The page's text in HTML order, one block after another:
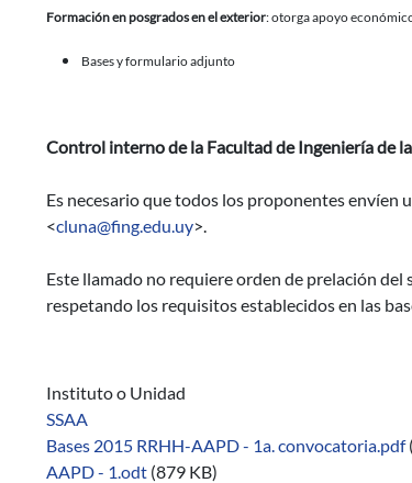
Formación en posgrados en el exterior: otorga apoyo
Bases y formulario adjunto
Control interno de la Facultad de Ingeniería de
Es necesario que todos los proponentes envíen
<cluna@fing.edu.uy>.
Este llamado no requiere orden de prelación
respetando los requisitos establecidos en las
Instituto o Unidad
SSAA
Bases 2015 RRHH-AAPD - 1a. convocatoria.pdf
AAPD - 1.odt (879 KB)